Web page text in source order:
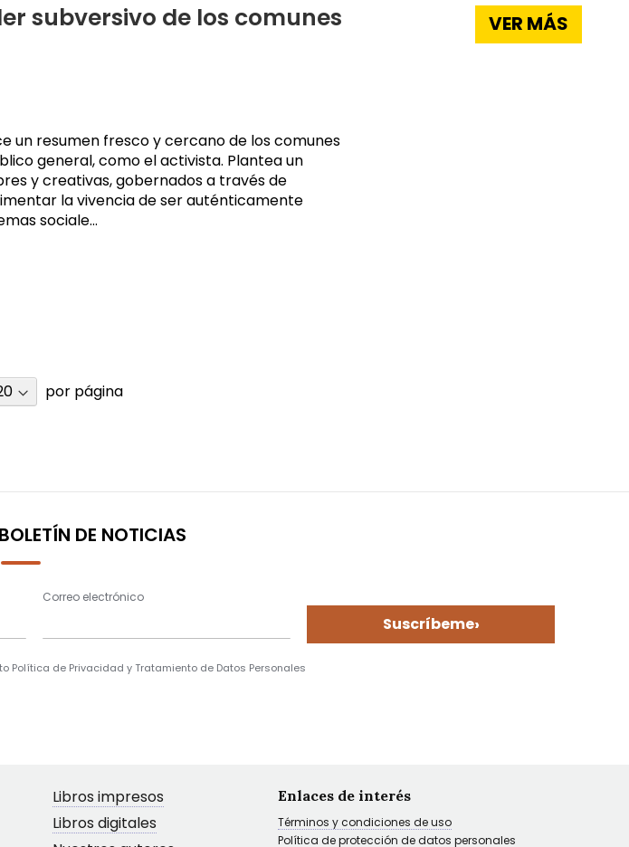
subversivo de los comunes
un resumen fresco y cercano de los comunes
general, como el activista. Plantea un
y creativas, gobernados a través de
la vivencia de ser auténticamente
sociale...
VER MÁS
por página
DE NOTICIAS
Correo electrónico
Suscríbeme›
Política de Privacidad y Tratamiento de Datos Personales
Libros impresos
Libros digitales
Enlaces de interés
Términos y condiciones de uso
Política de protección de datos personales